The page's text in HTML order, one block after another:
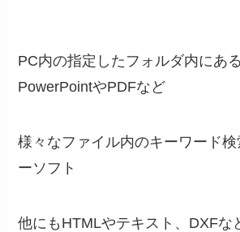
PC内の指定したフォルダ内にあ
PowerPointやPDFなど
様々なファイル内のキーワード検
ーソフト
他にもHTMLやテキスト、DXFな